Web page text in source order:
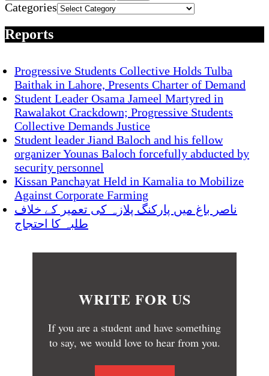
Categories
Reports
Progressive Students Collective Holds Tulba
Baithak in Lahore, Presents Charter of Demand
Student Leader Osama Jameel Martyred in
Rawalakot Crackdown; Progressive Students
Collective Demands Justice
Student leader Jiand Baloch and his fellow
organizer Younas Baloch forcefully abducted by
security personnel
Kissan Panchayat Held in Kamalia to Mobilize
Against Corporate Farming
ناصر باغ میں پارکنگ پلازہ کی تعمیر کے خلاف
طلبہ کا احتجاج
WRITE FOR US
If you are a student and have something
to say, we would love to hear from you.